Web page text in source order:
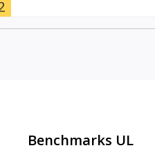
Benchmarks UL